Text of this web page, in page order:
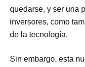
quedarse, y ser una
inversores, como
de la tecnología.
Sin embargo, esta